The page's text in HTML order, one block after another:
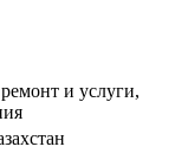
и услуги,